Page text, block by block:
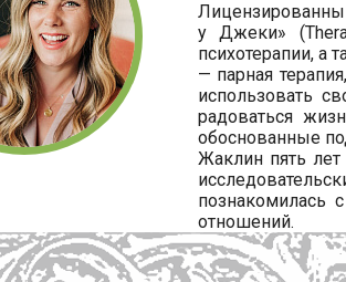
у Джеки»
психотерапии, а
— парная
использовать
радоваться
обоснованные
Жаклин пять
познакомилась
отношений.